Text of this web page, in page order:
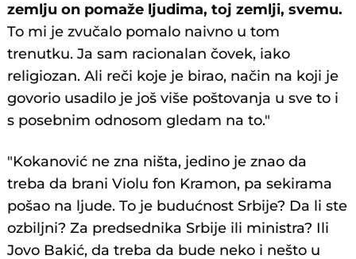
zemlju on pomaže ljudima, toj zemlji, svemu.
To mi je zvučalo pomalo naivno u tom
trenutku. Ja sam racionalan čovek, iako
religiozan. Ali reči koje je birao, način na koji je
govorio usadilo je još više poštovanja u sve to i
s posebnim odnosom gledam na to."
"Kokanović ne zna ništa, jedino je znao da
treba da brani Violu fon Kramon, pa sekirama
pošao na ljude. To je budućnost Srbije? Da li ste
ozbiljni? Za predsednika Srbije ili ministra? Ili
Jovo Bakić, da treba da bude neko i nešto u